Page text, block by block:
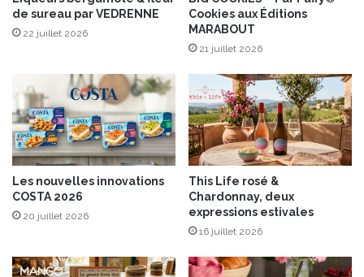
f
r
d
e
l
a
f
e
r
m
é
m
é
s
de sureau par VEDRENNE
22 juillet 2026
Cookies aux Éditions
MARABOUT
21 juillet 2026
Les nouvelles innovations
COSTA 2026
20 juillet 2026
This Life rosé &
Chardonnay, deux
expressions estivales
16 juillet 2026